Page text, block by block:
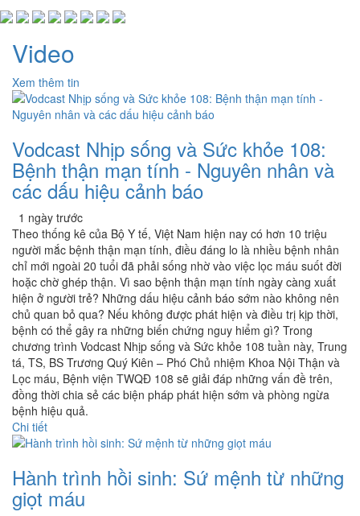
Video
Xem thêm tin
Vodcast Nhịp sống và Sức khỏe 108:
Bệnh thận mạn tính - Nguyên nhân và
các dấu hiệu cảnh báo
1 ngày trước
Theo thống kê của Bộ Y tế, Việt Nam hiện nay có hơn 10 triệu
người mắc bệnh thận mạn tính, điều đáng lo là nhiều bệnh nhân
chỉ mới ngoài 20 tuổi đã phải sống nhờ vào việc lọc máu suốt đời
hoặc chờ ghép thận. Vì sao bệnh thận mạn tính ngày càng xuất
hiện ở người trẻ? Những dấu hiệu cảnh báo sớm nào không nên
chủ quan bỏ qua? Nếu không được phát hiện và điều trị kịp thời,
bệnh có thể gây ra những biến chứng nguy hiểm gì? Trong
chương trình Vodcast Nhịp sống và Sức khỏe 108 tuần này, Trung
tá, TS, BS Trương Quý Kiên – Phó Chủ nhiệm Khoa Nội Thận và
Lọc máu, Bệnh viện TWQĐ 108 sẽ giải đáp những vấn đề trên,
đồng thời chia sẻ các biện pháp phát hiện sớm và phòng ngừa
bệnh hiệu quả.
Chi tiết
Hành trình hồi sinh: Sứ mệnh từ những
giọt máu